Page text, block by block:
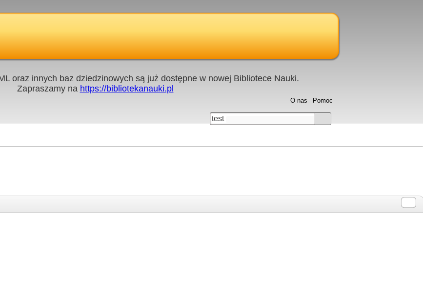
oraz innych baz dziedzinowych są już dostępne w nowej Bibliotece Nauki.
Zapraszamy na https://bibliotekanauki.pl
Pomoc
O nas
test